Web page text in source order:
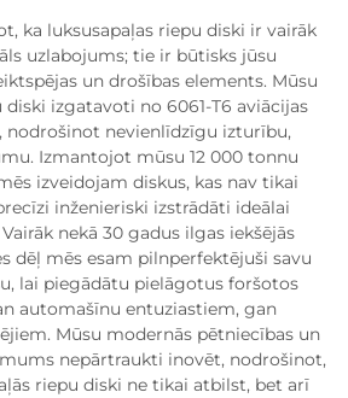
ka luksusapaļas riepu diski ir vairāk
uzlabojums; tie ir būtisks jūsu
un drošības elements. Mūsu
diski izgatavoti no 6061-T6 aviācijas
nodrošinot nevienlīdzīgu izturību,
Izmantojot mūsu 12 000 tonnu
izveidojam diskus, kas nav tikai
inženieriski izstrādāti ideālai
nekā 30 gadus ilgas iekšējās
dēļ mēs esam pilnperfektējuši savu
lai piegādātu pielāgotus foršotos
automašīnu entuziastiem, gan
Mūsu modernās pētniecības un
nepārtraukti inovēt, nodrošinot,
riepu diski ne tikai atbilst, bet arī